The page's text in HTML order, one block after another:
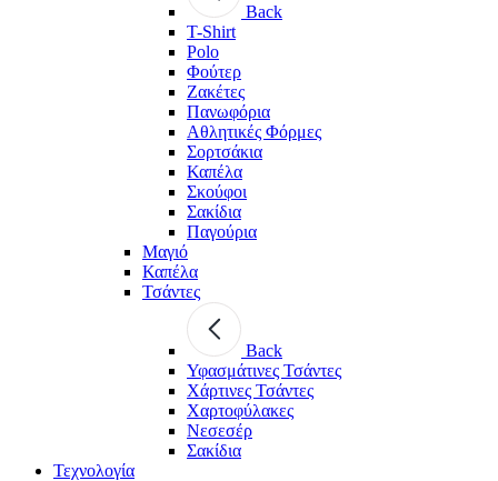
Back
T-Shirt
Polo
Φούτερ
Ζακέτες
Πανωφόρια
Αθλητικές Φόρμες
Σορτσάκια
Καπέλα
Σκούφοι
Σακίδια
Παγούρια
Μαγιό
Καπέλα
Τσάντες
Back
Υφασμάτινες Τσάντες
Χάρτινες Τσάντες
Χαρτοφύλακες
Νεσεσέρ
Σακίδια
Τεχνολογία